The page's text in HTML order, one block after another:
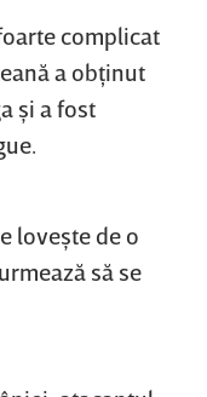
complicat
a obţinut
şi a fost
loveşte de o
să se